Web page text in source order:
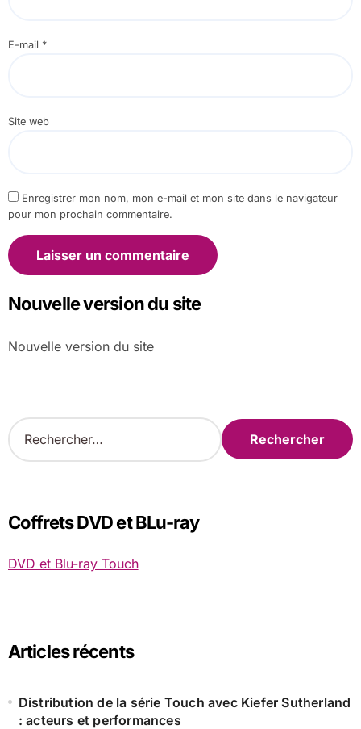
E-mail *
Site web
Enregistrer mon nom, mon e-mail et mon site dans le navigateur
pour mon prochain commentaire.
Nouvelle version du site
Nouvelle version du site
R
e
r
c
e
Coffrets DVD et BLu-ray
DVD et Blu-ray Touch
Articles récents
Distribution de la série Touch avec Kiefer Sutherland
: acteurs et performances